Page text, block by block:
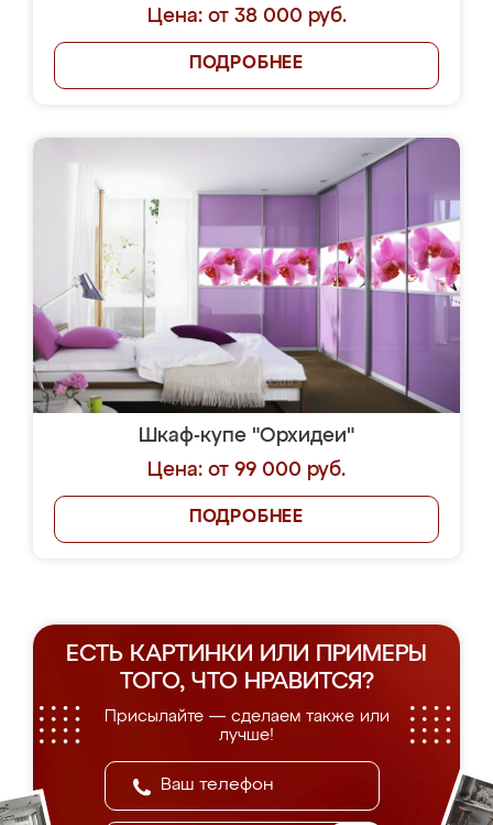
Цена: от 38 000 руб.
ПОДРОБНЕЕ
Шкаф-купе "Орхидеи"
Цена: от 99 000 руб.
ПОДРОБНЕЕ
ЕСТЬ КАРТИНКИ ИЛИ ПРИМЕРЫ
ТОГО, ЧТО НРАВИТСЯ?
Присылайте — сделаем также или
лучше!